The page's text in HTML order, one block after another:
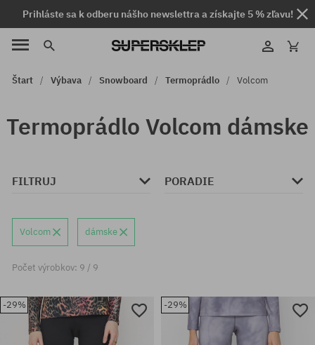
Prihláste sa k odberu nášho newslettra a získajte 5 % zľavu!
Štart Výbava Snowboard Termoprádlo Volcom
Termoprádlo Volcom dámske
FILTRUJ PORADIE
Volcom dámske
Počet výrobkov: 9 / 9
-29% -29%